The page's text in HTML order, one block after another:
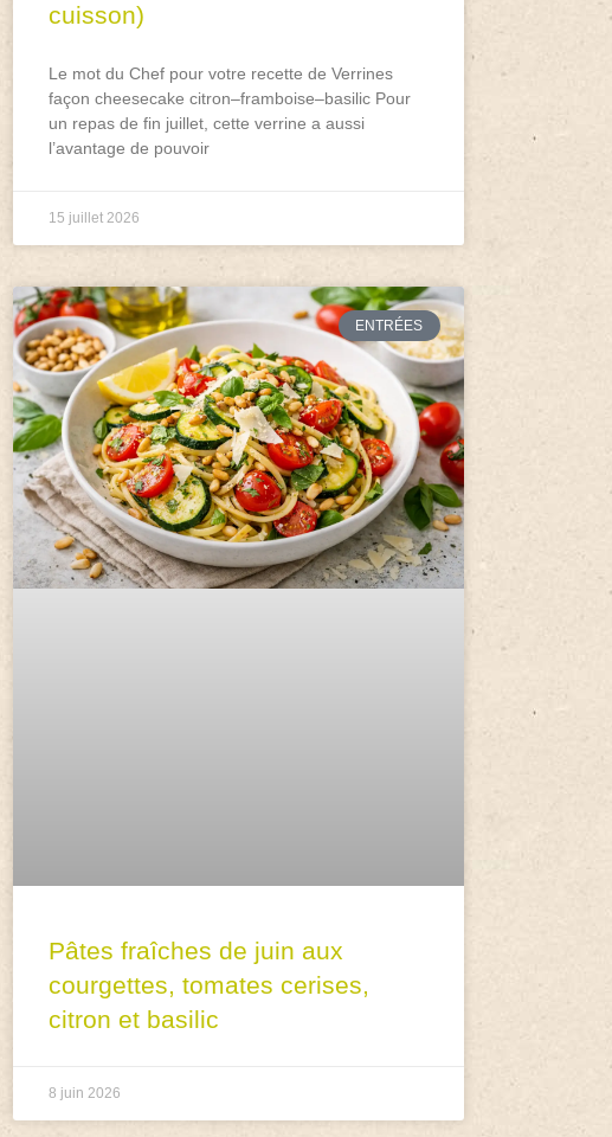
cuisson)
Le mot du Chef pour votre recette de Verrines
façon cheesecake citron–framboise–basilic Pour
un repas de fin juillet, cette verrine a aussi
l’avantage de pouvoir
15 juillet 2026
ENTRÉES
Pâtes fraîches de juin aux
courgettes, tomates cerises,
citron et basilic
8 juin 2026